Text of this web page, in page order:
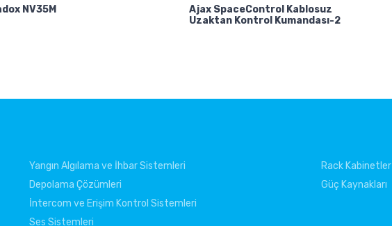
NV35M
Ajax SpaceControl Kablosuz
Uzaktan Kontrol Kumandası-2
Yangın Algılama ve İhbar Sistemleri
Depolama Çözümleri
İntercom ve Erişim Kontrol Sistemleri
Ses Sistemleri
Rack Kabinetler
Güç Kaynakları